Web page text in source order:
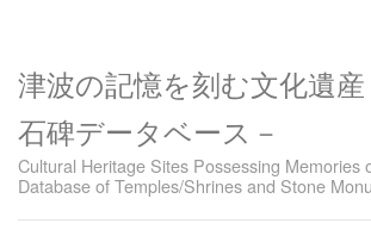
津波の記憶を刻む文化遺
石碑データベース－
Cultural Heritage Sites Possessing Memories
Database of Temples/Shrines and Stone